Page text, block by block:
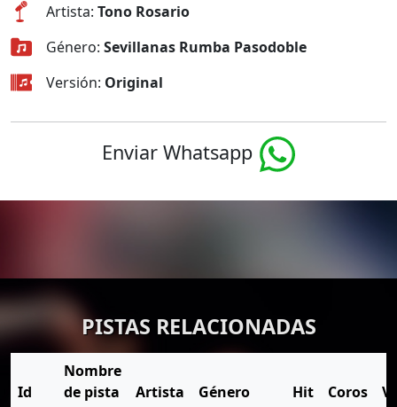
Artista: Tono Rosario
Género: Sevillanas Rumba Pasodoble
Versión: Original
Enviar Whatsapp
PISTAS RELACIONADAS
Id
Nombre
de pista
Artista Género Hit Coros